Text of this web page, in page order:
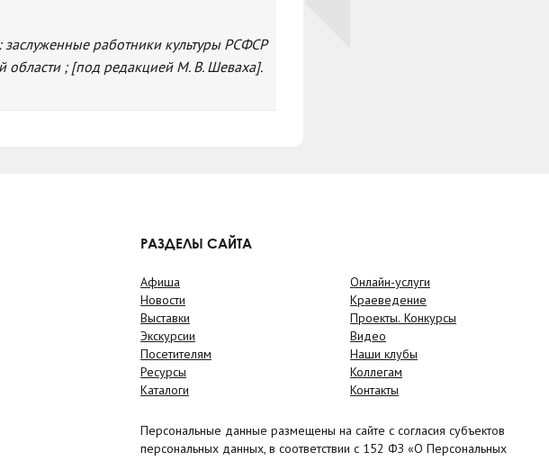
заслуженные работники культуры РСФСР
области ; [под редакцией М. В. Шеваха].
РАЗДЕЛЫ САЙТА
Афиша
Новости
Выставки
Экскурсии
Посетителям
Ресурсы
Каталоги
Онлайн-услуги
Краеведение
Проекты. Конкурсы
Видео
Наши клубы
Коллегам
Контакты
Персональные данные размещены на сайте с согласия субъектов
персональных данных, в соответствии с 152 ФЗ «О Персональных